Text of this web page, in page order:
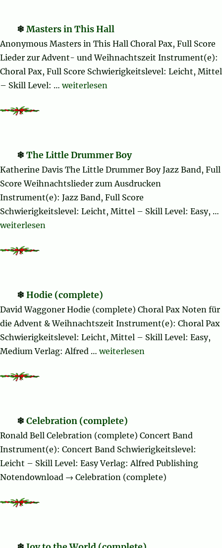
Masters in This Hall
Anonymous Masters in This Hall Choral Pax, Full Score
Lieder zur Advent- und Weihnachtszeit Instrument(e):
Choral Pax, Full Score Schwierigkeitslevel: Leicht, Mittel
– Skill Level: …„Masters in This Hall“
weiterlesen
The Little Drummer Boy
Katherine Davis The Little Drummer Boy Jazz Band, Full
Score Weihnachtslieder zum Ausdrucken
Instrument(e): Jazz Band, Full Score
Schwierigkeitslevel: Leicht, Mittel – Skill Level: Easy, …
„The Little Drummer Boy“
weiterlesen
Hodie (complete)
David Waggoner Hodie (complete) Choral Pax Noten für
die Advent & Weihnachtszeit Instrument(e): Choral Pax
Schwierigkeitslevel: Leicht, Mittel – Skill Level: Easy,
Medium Verlag: Alfred …„Hodie (complete)“
weiterlesen
Celebration (complete)
Ronald Bell Celebration (complete) Concert Band
Instrument(e): Concert Band Schwierigkeitslevel:
Leicht – Skill Level: Easy Verlag: Alfred Publishing
Notendownload → Celebration (complete)